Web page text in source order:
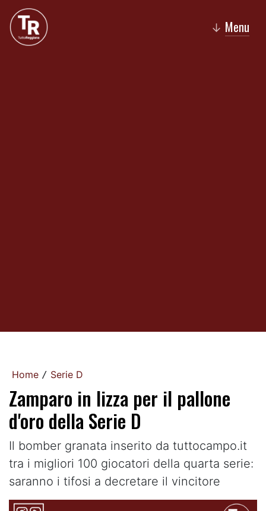
↓ Menu
Home / Serie D
Zamparo in lizza per il pallone
d'oro della Serie D
Il bomber granata inserito da tuttocampo.it
tra i migliori 100 giocatori della quarta serie:
saranno i tifosi a decretare il vincitore